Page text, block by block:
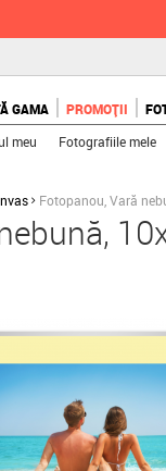
GAMA PROMOȚII
meu Fotografiile mele
Fotopanou, Vară